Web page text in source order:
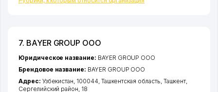
7. BAYER GROUP ООО
Юридическое название: BAYER GROUP ООО
Брендовое название: BAYER GROUP ООО
Адрес: Узбекистан, 100044, Ташкентская область, Ташкент,
Сергелийский район, 18